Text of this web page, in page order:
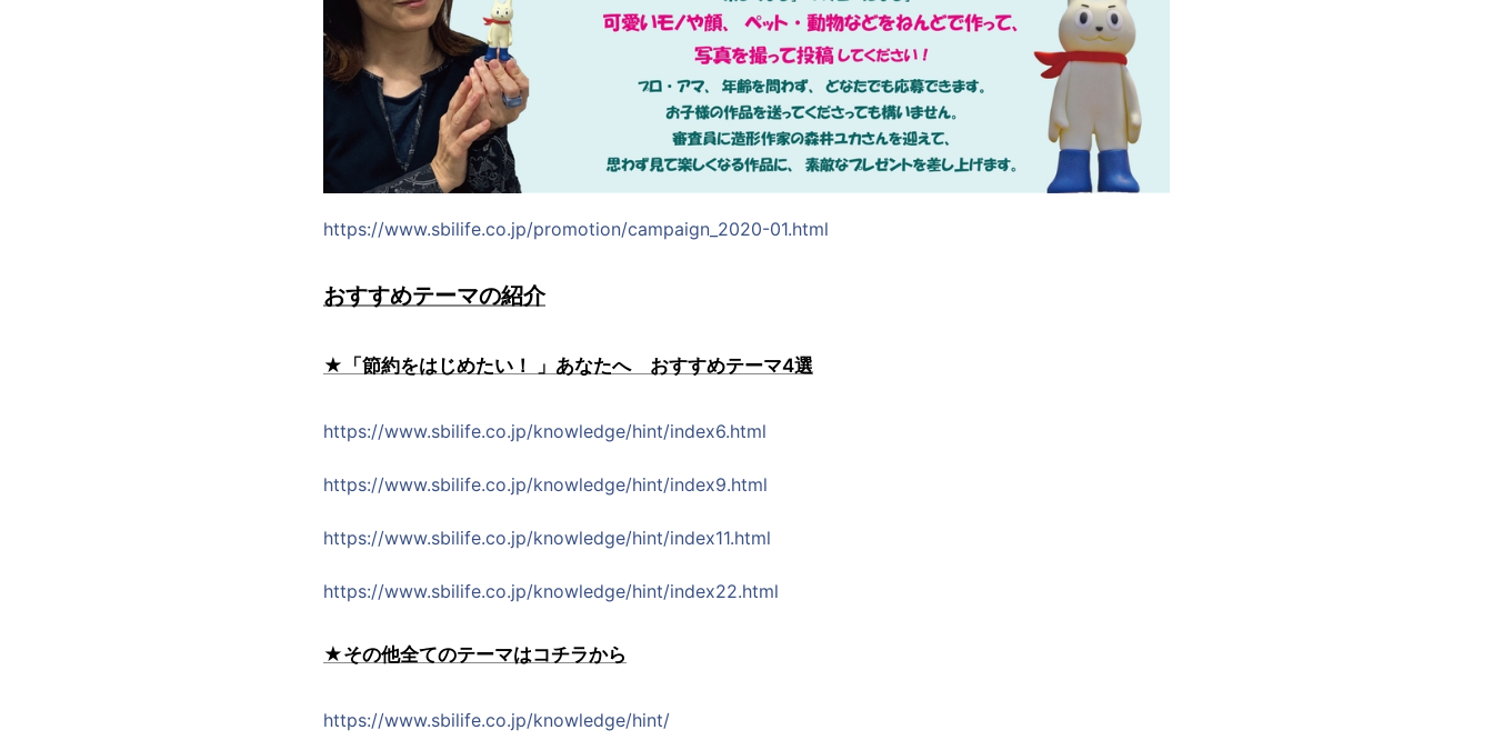
https://www.sbilife.co.jp/promotion/campaign_2020-01.html
おすすめテーマの紹介
★「節約をはじめたい！ 」あなたへ おすすめテーマ4選
https://www.sbilife.co.jp/knowledge/hint/index6.html
https://www.sbilife.co.jp/knowledge/hint/index9.html
https://www.sbilife.co.jp/knowledge/hint/index11.html
https://www.sbilife.co.jp/knowledge/hint/index22.html
★その他全てのテーマはコチラから
https://www.sbilife.co.jp/knowledge/hint/